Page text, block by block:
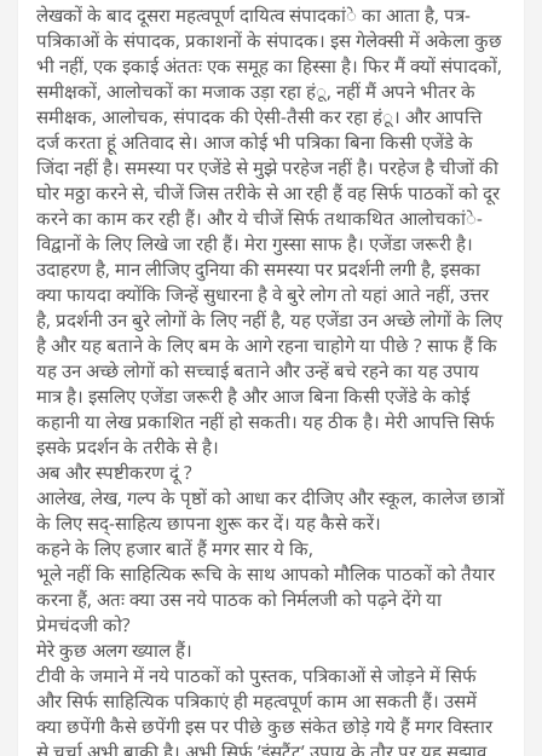
लेखकों के बाद दूसरा महत्वपूर्ण दायित्व संपादकांे का आता है, पत्र-
पत्रिकाओं के संपादक, प्रकाशनों के संपादक। इस गेलेक्सी में अकेला कुछ
भी नहीं, एक इकाई अंततः एक समूह का हिस्सा है। फिर मैं क्यों संपादकों,
समीक्षकों, आलोचकों का मजाक उड़ा रहा हंू, नहीं मैं अपने भीतर के
समीक्षक, आलोचक, संपादक की ऐसी-तैसी कर रहा हंू। और आपत्ति
दर्ज करता हूं अतिवाद से। आज कोई भी पत्रिका बिना किसी एजेंडे के
जिंदा नहीं है। समस्या पर एजेंडे से मुझे परहेज नहीं है। परहेज है चीजों की
घोर मठ्ठा करने से, चीजें जिस तरीके से आ रही हैं वह सिर्फ पाठकों को दूर
करने का काम कर रही हैं। और ये चीजें सिर्फ तथाकथित आलोचकांे-
विद्वानों के लिए लिखे जा रही हैं। मेरा गुस्सा साफ है। एजेंडा जरूरी है।
उदाहरण है, मान लीजिए दुनिया की समस्या पर प्रदर्शनी लगी है, इसका
क्या फायदा क्योंकि जिन्हें सुधारना है वे बुरे लोग तो यहां आते नहीं, उत्तर
है, प्रदर्शनी उन बुरे लोगों के लिए नहीं है, यह एजेंडा उन अच्छे लोगों के लिए
है और यह बताने के लिए बम के आगे रहना चाहोगे या पीछे ? साफ हैं कि
यह उन अच्छे लोगों को सच्चाई बताने और उन्हें बचे रहने का यह उपाय
मात्र है। इसलिए एजेंडा जरूरी है और आज बिना किसी एजेंडे के कोई
कहानी या लेख प्रकाशित नहीं हो सकती। यह ठीक है। मेरी आपत्ति सिर्फ
इसके प्रदर्शन के तरीके से है।
अब और स्पष्टीकरण दूं ?
आलेख, लेख, गल्प के पृष्ठों को आधा कर दीजिए और स्कूल, कालेज छात्रों
के लिए सद्-साहित्य छापना शुरू कर दें। यह कैसे करें।
कहने के लिए हजार बातें हैं मगर सार ये कि,
भूले नहीं कि साहित्यिक रूचि के साथ आपको मौलिक पाठकों को तैयार
करना हैं, अतः क्या उस नये पाठक को निर्मलजी को पढ़ने देंगे या
प्रेमचंदजी को?
मेरे कुछ अलग ख्याल हैं।
टीवी के जमाने में नये पाठकों को पुस्तक, पत्रिकाओं से जोड़ने में सिर्फ
और सिर्फ साहित्यिक पत्रिकाएं ही महत्वपूर्ण काम आ सकती हैं। उसमें
क्या छपेंगी कैसे छपेंगी इस पर पीछे कुछ संकेत छोड़े गये हैं मगर विस्तार
से चर्चा अभी बाकी है। अभी सिर्फ ’इंसटैंट’ उपाय के तौर पर यह सुझाव